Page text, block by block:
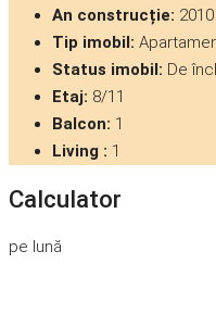
An construcție: 2010
Tip imobil:
Status imobil: De
Etaj: 8/11
Balcon: 1
Living : 1
Calculator
pe lună